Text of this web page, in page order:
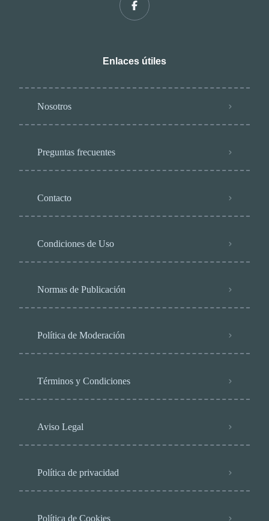
Enlaces útiles
Nosotros
Preguntas frecuentes
Contacto
Condiciones de Uso
Normas de Publicación
Política de Moderación
Términos y Condiciones
Aviso Legal
Política de privacidad
Política de Cookies